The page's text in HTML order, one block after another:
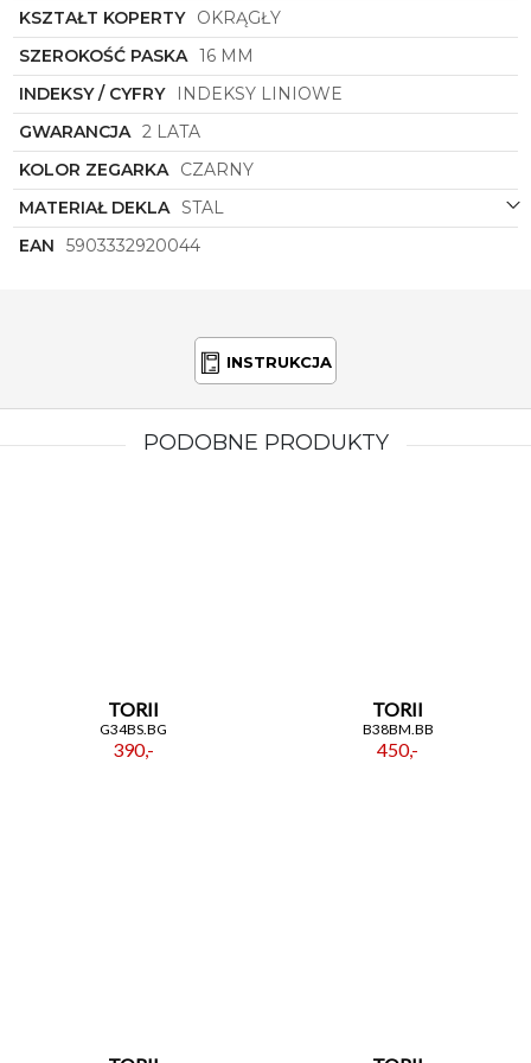
połączenie elegancji, klasyki i funkcjonalności, które
sprawi, że nosząca go kobieta będzie czuła się
wyjątkowo i stylowo w każdej sytuacji. Jest to
idealny wybór dla kobiet, które cenią sobie wysoką
jakość oraz unikatowy design.
KSZTAŁT KOPERTY OKRĄGŁY
SZEROKOŚĆ PASKA 16 MM
INDEKSY / CYFRY
INDEKSY LINIOWE
GWARANCJA 2 LATA
KOLOR ZEGARKA CZARNY
MATERIAŁ DEKLA STAL
EAN
5903332920044
INSTRUKCJA
PODOBNE PRODUKTY
TORII
G34BS.BG
390,-
TORII
B38BM.BB
450,-